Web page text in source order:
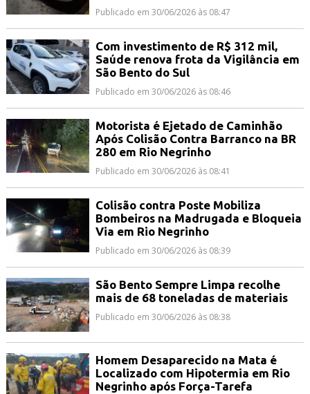
Publicado em 30/06/2026 às 08:47
Com investimento de R$ 312 mil,
Saúde renova frota da Vigilância em
São Bento do Sul
Publicado em 30/06/2026 às 08:46
Motorista é Ejetado de Caminhão
Após Colisão Contra Barranco na BR
280 em Rio Negrinho
Publicado em 30/06/2026 às 08:41
Colisão contra Poste Mobiliza
Bombeiros na Madrugada e Bloqueia
Via em Rio Negrinho
Publicado em 30/06/2026 às 08:39
São Bento Sempre Limpa recolhe
mais de 68 toneladas de materiais
Publicado em 30/06/2026 às 08:38
Homem Desaparecido na Mata é
Localizado com Hipotermia em Rio
Negrinho após Força-Tarefa